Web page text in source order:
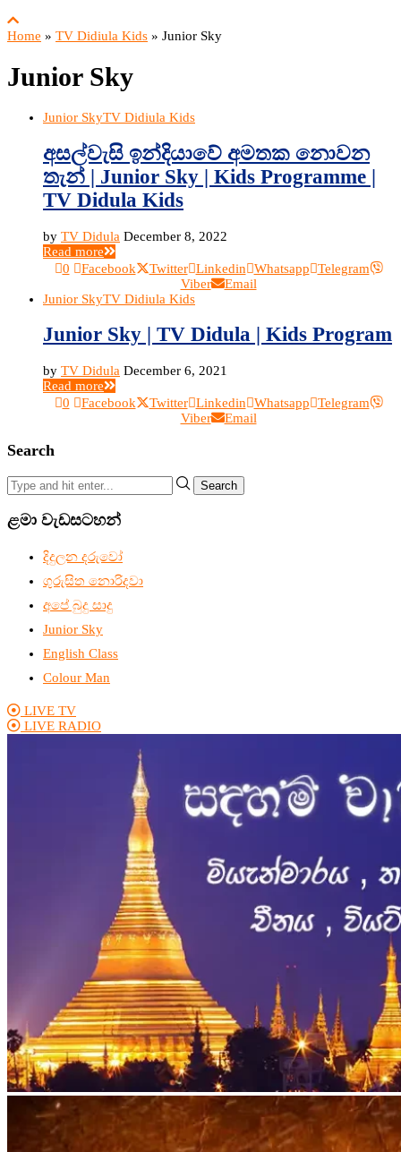
Home » TV Didiula Kids » Junior Sky
Junior Sky
Junior SkyTV Didiula Kids
අසල්වැසි ඉන්දියාවේ අමතක නොවන
තැන් | Junior Sky | Kids Programme |
TV Didula Kids
by TV Didula December 8, 2022
Read more
0
Facebook Twitter Linkedin Whatsapp
Telegram
Viber
Email
Junior SkyTV Didiula Kids
Junior Sky | TV Didula | Kids Program
by TV Didula December 6, 2021
Read more
0
Facebook Twitter Linkedin Whatsapp
Telegram
Viber
Email
Search
Search
ළමා වැඩසටහන්
දිදුලන දරුවෝ
ගුරුසිත නොරිදවා
අපේ බුදු සාදු
Junior Sky
English Class
Colour Man
LIVE TV
LIVE RADIO